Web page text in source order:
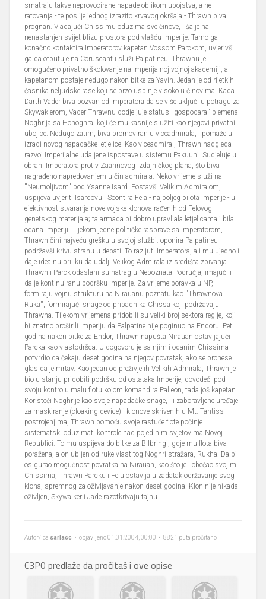
smatraju takve neprovocirane napade oblikom ubojstva, a ne
ratovanja - te poslije jednog izrazito krvavog okršaja - Thrawn biva
prognan. Vladajući Chiss mu oduzima sve činove, i šalje na
nenastanjen svijet blizu prostora pod vlašću Imperije. Tamo ga
konačno kontaktira Imperatorov kapetan Vossom Parckom, uvjerivši
ga da otputuje na Coruscant i služi Palpatineu. Thrawnu je
omogućeno privatno školovanje na Imperijalnoj vojnoj akademiji, a
kapetanom postaje nedugo nakon bitke za Yavin. Jedan je od rijetkih
časnika neljudske rase koji se brzo uspinje visoko u činovima. Kada
Darth Vader biva pozvan od Imperatora da se više uključi u potragu za
Skywaklerom, Vader Thrawnu dodjeljuje status ''gospodara'' plemena
Noghrija sa Honoghra, koji će mu kasnije služiti kao njegovi privatni
ubojice. Nedugo zatim, biva promoviran u viceadmirala, i pomaže u
izradi novog napadačke letjelice. Kao viceadmiral, Thrawn nadgleda
razvoj Imperijalne udaljene ispostave u sistemu Pakuuni. Sudjeluje u
obrani Imperatora protiv Zaarinovog izdajničkog plana, što biva
nagrađeno napredovanjem u čin admirala. Neko vrijeme služi na
''Neumoljivom'' pod Ysanne Isard. Postavši Velikim Admiralom,
uspijeva uvjeriti Isardovu i Soontira Fela - najboljeg pilota Imperije - u
efektivnost stvaranja nove vojske klonova rađenih od Felovog
genetskog materijala; ta armada bi dobro upravljala letjelicama i bila
odana Imperiji. Tijekom jedne političke rasprave sa Imperatorom,
Thrawn čini najveću grešku u svojoj službi: oponira Palpatineu
podržavši krivu stranu u debati. To razljuti Imperatora, ali mu ujedno i
daje idealnu priliku da udalji Velikog Admirala iz središta zbivanja.
Thrawn i Parck odaslani su natrag u Nepoznata Područja, imajući i
dalje kontinuiranu podršku Imperije. Za vrijeme boravka u NP,
formiraju vojnu strukturu na Nirauanu poznatu kao ''Thrawnova
Ruka'', formirajući snage od pripadnika Chissa koji podržavaju
Thrawna. Tijekom vrijemena pridobili su veliki broj sektora regije, koji
bi znatno proširili Imperiju da Palpatine nije poginuo na Endoru. Pet
godina nakon bitke za Endor, Thrawn napušta Nirauan ostavljajući
Parcka kao vlastodršca. U dogovoru je sa njim i odanim Chissima
potvrdio da čekaju deset godina na njegov povratak, ako se pronese
glas da je mrtav. Kao jedan od preživjelih Velikih Admirala, Thrawn je
bio u stanju pridobiti podršku od ostataka Imperije, dovodeći pod
svoju kontrolu malu flotu kojom komandira Palleon, tada još kapetan.
Koristeći Noghrije kao svoje napadačke snage, ili zaboravljene uređaje
za maskiranje (cloaking device) i klonove skrivenih u Mt. Tantiss
postrojenjima, Thrawn pomoću svoje rastuće flote počinje
sistematski oduzimati kontrole nad pojedinim svjetovima Novoj
Republici. To mu uspijeva do bitke za Bilbringi, gdje mu flota biva
poražena, a on ubijen od ruke vlastitog Noghri stražara, Rukha. Da bi
osigurao mogućnost povratka na Nirauan, kao što je i obećao svojim
Chissima, Thrawn Parcku i Felu ostavlja u zadatak održavanje svog
klona, spremnog za oživljavanje nakon deset godina. Klon nije nikada
oživljen, Skywalker i Jade razotkrivaju tajnu.
Autor/ica sarlacc • objavljeno 01.01.2004, 00:00 • 8821 puta pročitano
C3P0 predlaže da pročitaš i ove opise